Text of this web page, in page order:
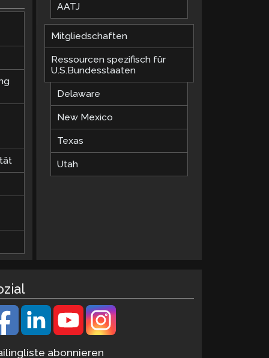
AATJ
Mitgliedschaften
Ressourcen spezifisch für
U.S.Bundesstaaten
Delaware
New Mexico
Texas
Utah
abonnieren